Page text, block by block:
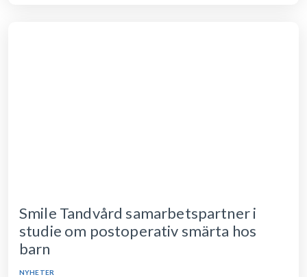
Smile Tandvård samarbetspartner i
studie om postoperativ smärta hos
barn
NYHETER